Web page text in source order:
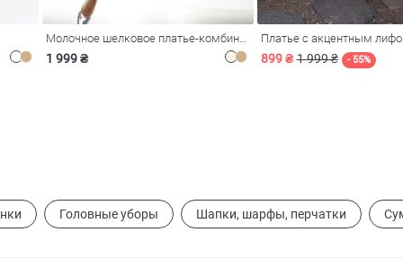
1 999 ₴
Платье с акцентным
899 ₴ 1 999 ₴ - 55%
Головные уборы Шапки, шарфы, перчатки